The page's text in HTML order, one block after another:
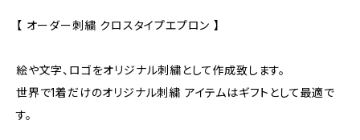
【 オーダー刺繍 クロスタイプエプロン 】
絵や文字、ロゴをオリジナル刺繍として作成致します。
世界で1着だけのオリジナル刺繍 アイテムはギフトとして最適で
す。